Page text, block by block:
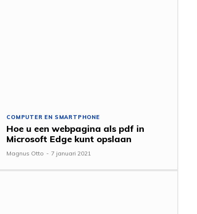
COMPUTER EN SMARTPHONE
Hoe u een webpagina als pdf in
Microsoft Edge kunt opslaan
Magnus Otto - 7 januari 2021